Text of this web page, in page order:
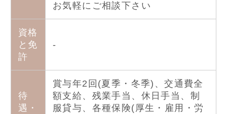
お気軽にご相談下さい
資格
と免
許
-
待
遇・
賞与年2回(夏季・冬季)、交通費全
額支給、残業手当、休日手当、制
服貸与、各種保険(厚生・雇用・労